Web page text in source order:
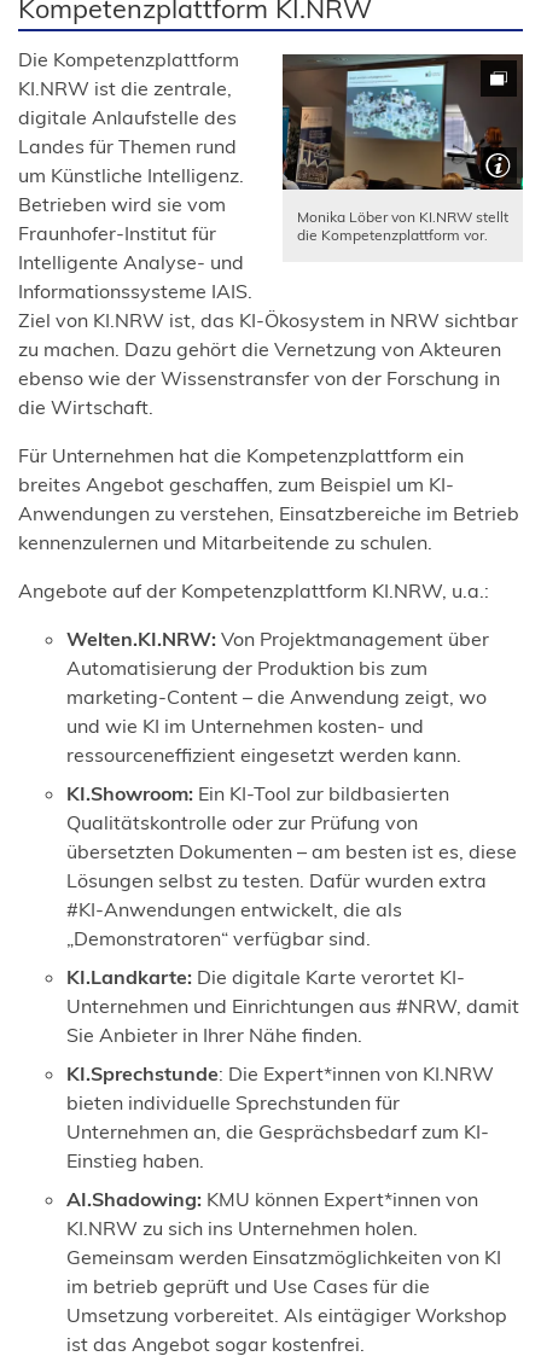
Kompetenzplattform KI.NRW
Monika Löber von KI.NRW stellt
die Kompetenzplattform vor.
Die Kompetenzplattform
KI.NRW ist die zentrale,
digitale Anlaufstelle des
Landes für Themen rund
um Künstliche Intelligenz.
Betrieben wird sie vom
Fraunhofer-Institut für
Intelligente Analyse- und
Informationssysteme IAIS.
Ziel von KI.NRW ist, das KI-Ökosystem in NRW sichtbar
zu machen. Dazu gehört die Vernetzung von Akteuren
ebenso wie der Wissenstransfer von der Forschung in
die Wirtschaft.
Für Unternehmen hat die Kompetenzplattform ein
breites Angebot geschaffen, zum Beispiel um KI-
Anwendungen zu verstehen, Einsatzbereiche im Betrieb
kennenzulernen und Mitarbeitende zu schulen.
Angebote auf der Kompetenzplattform KI.NRW, u.a.:
Welten.KI.NRW: Von Projektmanagement über
Automatisierung der Produktion bis zum
marketing-Content – die Anwendung zeigt, wo
und wie KI im Unternehmen kosten- und
ressourceneffizient eingesetzt werden kann.
KI.Showroom: Ein KI-Tool zur bildbasierten
Qualitätskontrolle oder zur Prüfung von
übersetzten Dokumenten – am besten ist es, diese
Lösungen selbst zu testen. Dafür wurden extra
#KI-Anwendungen entwickelt, die als
„Demonstratoren“ verfügbar sind.
KI.Landkarte: Die digitale Karte verortet KI-
Unternehmen und Einrichtungen aus #NRW, damit
Sie Anbieter in Ihrer Nähe finden.
KI.Sprechstunde: Die Expert*innen von KI.NRW
bieten individuelle Sprechstunden für
Unternehmen an, die Gesprächsbedarf zum KI-
Einstieg haben.
AI.Shadowing: KMU können Expert*innen von
KI.NRW zu sich ins Unternehmen holen.
Gemeinsam werden Einsatzmöglichkeiten von KI
im betrieb geprüft und Use Cases für die
Umsetzung vorbereitet. Als eintägiger Workshop
ist das Angebot sogar kostenfrei.